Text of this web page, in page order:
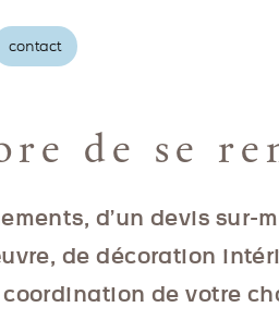
contact
de se
d’un devis sur-
de décoration
de votre